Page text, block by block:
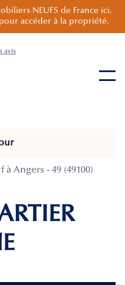
NEUFS de France ici.
accéder à la propriété.
avis
Angers - 49 (49100)